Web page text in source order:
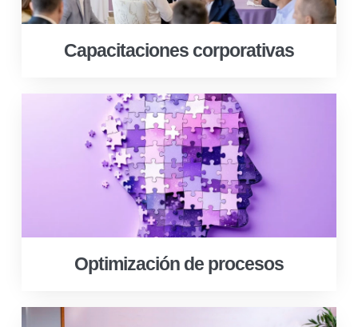
Capacitaciones corporativas
Optimización de procesos